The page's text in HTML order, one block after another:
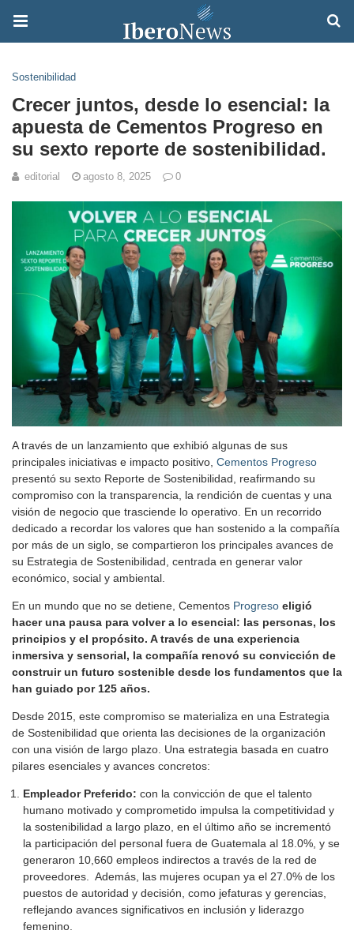
Sostenibilidad
Crecer juntos, desde lo esencial: la
apuesta de Cementos Progreso en
su sexto reporte de sostenibilidad.
editorial agosto 8, 2025 0
A través de un lanzamiento que exhibió algunas de sus
principales iniciativas e impacto positivo, Cementos Progreso
presentó su sexto Reporte de Sostenibilidad, reafirmando su
compromiso con la transparencia, la rendición de cuentas y una
visión de negocio que trasciende lo operativo. En un recorrido
dedicado a recordar los valores que han sostenido a la compañía
por más de un siglo, se compartieron los principales avances de
su Estrategia de Sostenibilidad, centrada en generar valor
económico, social y ambiental.
En un mundo que no se detiene, Cementos Progreso eligió
hacer una pausa para volver a lo esencial: las personas, los
principios y el propósito. A través de una experiencia
inmersiva y sensorial, la compañía renovó su convicción de
construir un futuro sostenible desde los fundamentos que la
han guiado por 125 años.
Desde 2015, este compromiso se materializa en una Estrategia
de Sostenibilidad que orienta las decisiones de la organización
con una visión de largo plazo. Una estrategia basada en cuatro
pilares esenciales y avances concretos:
Empleador Preferido: con la convicción de que el talento
humano motivado y comprometido impulsa la competitividad y
la sostenibilidad a largo plazo, en el último año se incrementó
la participación del personal fuera de Guatemala al 18.0%, y se
generaron 10,660 empleos indirectos a través de la red de
proveedores. Además, las mujeres ocupan ya el 27.0% de los
puestos de autoridad y decisión, como jefaturas y gerencias,
reflejando avances significativos en inclusión y liderazgo
femenino.